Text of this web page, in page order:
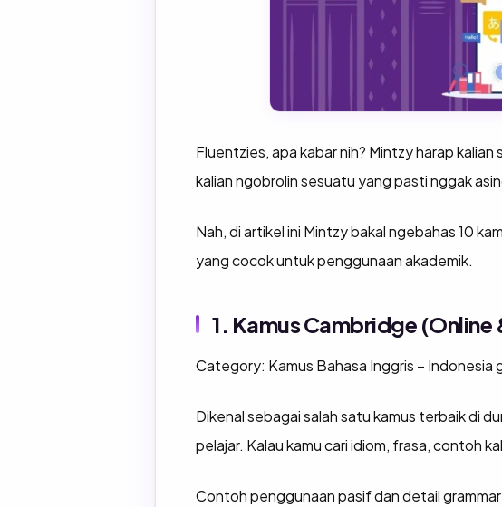
Fluentzies, apa kabar nih? Mintzy harap
kalian ngobrolin sesuatu yang pasti nggak
Nah, di artikel ini Mintzy bakal ngebahas 10
yang cocok untuk penggunaan akademik.
1. Kamus Cambridge (Online
Category: Kamus Bahasa Inggris – Indonesia
Dikenal sebagai salah satu kamus terbaik di
pelajar. Kalau kamu cari idiom, frasa, contoh
Contoh penggunaan pasif dan detail